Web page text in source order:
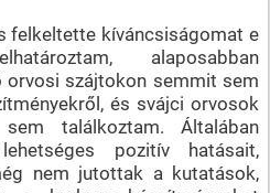
felkeltette kíváncsiságomat e
alaposabban
orvosi szájtokon semmit sem
és svájci orvosok
találkoztam. Általában
pozitív hatásait,
nem jutottak a kutatások,